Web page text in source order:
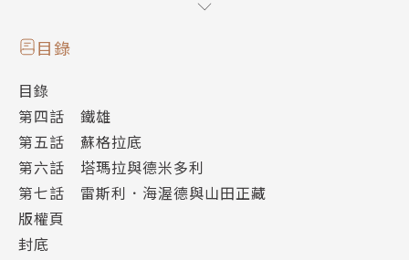
目錄
目錄
第四話 鐵雄
第五話 蘇格拉底
第六話 塔瑪拉與德米多利
第七話 雷斯利．海渥德與山田正藏
版權頁
封底